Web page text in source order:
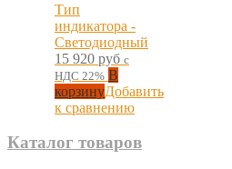
Тип
индикатора -
Светодиодный
15 920 руб с
НДС 22% В
корзинуДобавить
к сравнению
Каталог товаров